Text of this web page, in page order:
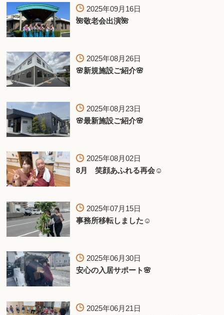
2025年09月16日
🌺敬老会出演🌺
2025年08月26日
🌸新規施設ご紹介🌸
2025年08月23日
🌸最新施設ご紹介🌸
2025年08月02日
8月 笑顔あふれる再会☺️
2025年07月15日
事務所移転しました☺
2025年06月30日
安心の入居サポート🌸
2025年06月21日